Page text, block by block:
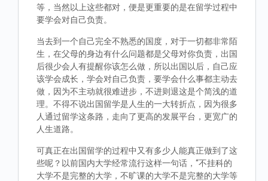
等，当然以上这些都对，便是更重要的是在留学过程中
要学会对自己负责。
当去到一个自己完全不熟悉的国度，对于一切都非常陌
生，在父母的身边有什么问题都是父母对你负责，出国
后很少会人有提醒你该怎么做，所以出国以后，自己应
该学会成长，学会对自己负责，要学会什么事都主动去
做，因为不主动就很难进步，不进则退这是个简浅的道
理。不得不说出国留学是人生的一大转折点，因为很多
人通过留学这条路，走向了更高的发展平台，更宽广的
人生道路。
可真正在出国留学的过程中又有多少人能真正做到了这
些呢？以前国内大学经常流行这样一句话，“不挂科的
大学不是完整的大学，不旷课的大学不是完整的大学等